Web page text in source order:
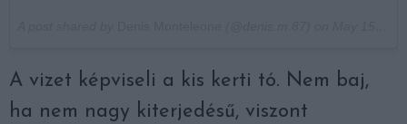
A vizet képviseli a kis kerti tó. Nem baj,
ha nem nagy kiterjedésű, viszont